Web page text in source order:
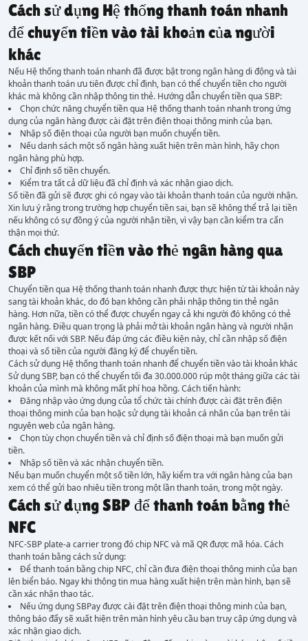
Cách sử dụng Hệ thống thanh toán nhanh
để chuyển tiền vào tài khoản của người
khác
Nếu Hệ thống thanh toán nhanh đã được bật trong ngân hàng di động và tài
khoản thanh toán ưu tiên được chỉ định, bạn có thể chuyển tiền cho người
khác mà không cần nhập thông tin thẻ. Hướng dẫn chuyển tiền qua SBP:
Chọn chức năng chuyển tiền qua Hệ thống thanh toán nhanh trong ứng
dụng của ngân hàng được cài đặt trên điện thoại thông minh của bạn.
Nhập số điện thoại của người bạn muốn chuyển tiền.
Nếu danh sách một số ngân hàng xuất hiện trên màn hình, hãy chọn
ngân hàng phù hợp.
Chỉ định số tiền chuyển.
Kiểm tra tất cả dữ liệu đã chỉ định và xác nhận giao dịch.
Số tiền đã gửi sẽ được ghi có ngay vào tài khoản thanh toán của người nhận.
Xin lưu ý rằng trong trường hợp chuyển tiền sai, bạn sẽ không thể trả lại tiền
nếu không có sự đồng ý của người nhận tiền, vì vậy bạn cần kiểm tra cẩn
thận mọi thứ.
Cách chuyển tiền vào thẻ ngân hàng qua
SBP
Chuyển tiền qua Hệ thống thanh toán nhanh được thực hiện từ tài khoản này
sang tài khoản khác, do đó bạn không cần phải nhập thông tin thẻ ngân
hàng. Hơn nữa, tiền có thể được chuyển ngay cả khi người đó không có thẻ
ngân hàng. Điều quan trọng là phải mở tài khoản ngân hàng và người nhận
được kết nối với SBP. Nếu đáp ứng các điều kiện này, chỉ cần nhập số điện
thoại và số tiền của người đăng ký để chuyển tiền.
Cách sử dụng Hệ thống thanh toán nhanh để chuyển tiền vào tài khoản khác
Sử dụng SBP, bạn có thể chuyển tối đa 30.000.000 rúp một tháng giữa các tài
khoản của mình mà không mất phí hoa hồng. Cách tiến hành:
Đăng nhập vào ứng dụng của tổ chức tài chính được cài đặt trên điện
thoại thông minh của bạn hoặc sử dụng tài khoản cá nhân của bạn trên tài
nguyên web của ngân hàng.
Chọn tùy chọn chuyển tiền và chỉ định số điện thoại mà bạn muốn gửi
tiền.
Nhập số tiền và xác nhận chuyển tiền.
Nếu bạn muốn chuyển một số tiền lớn, hãy kiểm tra với ngân hàng của bạn
xem có thể gửi bao nhiêu tiền trong một lần thanh toán, trong một ngày.
Cách sử dụng SBP để thanh toán bằng thẻ
NFC
NFC-SBP plate-a carrier trong đó chip NFC và mã QR được mã hóa. Cách
thanh toán bằng cách sử dụng:
Để thanh toán bằng chip NFC, chỉ cần đưa điện thoại thông minh của bạn
lên biển báo. Ngay khi thông tin mua hàng xuất hiện trên màn hình, bạn sẽ
cần xác nhận thao tác.
Nếu ứng dụng SBPay được cài đặt trên điện thoại thông minh của bạn,
thông báo đẩy sẽ xuất hiện trên màn hình yêu cầu bạn truy cập ứng dụng và
xác nhận giao dịch.